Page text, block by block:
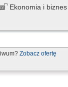
Ekonomia i biznes
Zobacz ofertę